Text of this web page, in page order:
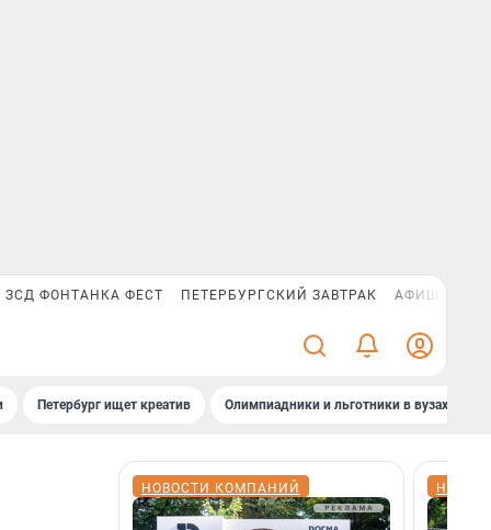
ЗСД ФОНТАНКА ФЕСТ ПЕТЕРБУРГСКИЙ ЗАВТРАК АФИША PLUS
Петербург ищет креатив Олимпиадники и льготники в вузах СПб
НОВОСТИ КОМПАНИЙ